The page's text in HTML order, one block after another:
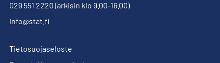
029 551 2220 (arkisin klo 9.00-16.00)
info@stat.fi
Tietosuojaseloste